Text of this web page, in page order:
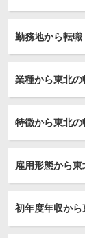
勤務地から転
業種から東北
特徴から東北
雇用形態から
初年度年収か